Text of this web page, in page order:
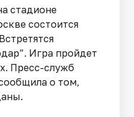
стадионе
состоится
Игра пройдет
Пресс-служб
о том,